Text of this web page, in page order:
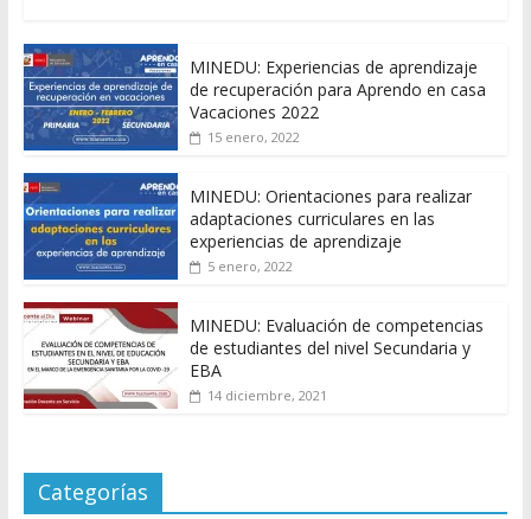
MINEDU: Experiencias de aprendizaje
de recuperación para Aprendo en casa
Vacaciones 2022
15 enero, 2022
MINEDU: Orientaciones para realizar
adaptaciones curriculares en las
experiencias de aprendizaje
5 enero, 2022
MINEDU: Evaluación de competencias
de estudiantes del nivel Secundaria y
EBA
14 diciembre, 2021
Categorías